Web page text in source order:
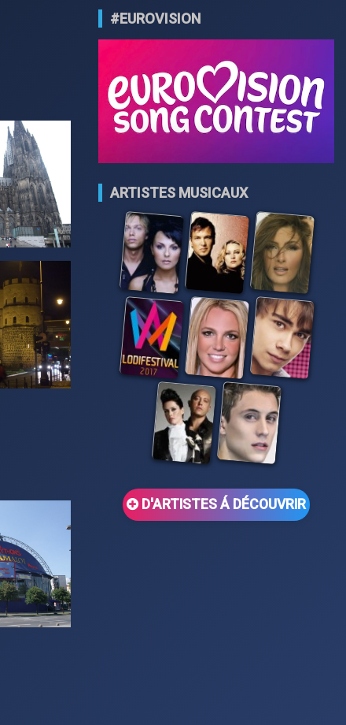
#EUROVISION
ARTISTES MUSICAUX
D'ARTISTES Á DÉCOUVRIR